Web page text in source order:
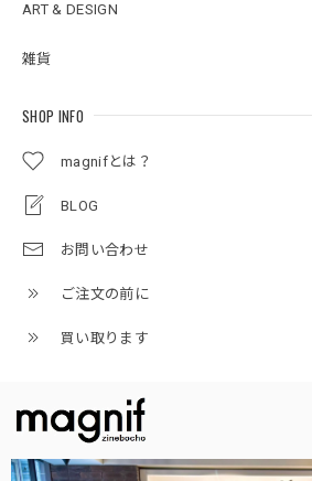
ART & DESIGN
雑貨
SHOP INFO
magnifとは？
BLOG
お問い合わせ
ご注文の前に
買い取ります